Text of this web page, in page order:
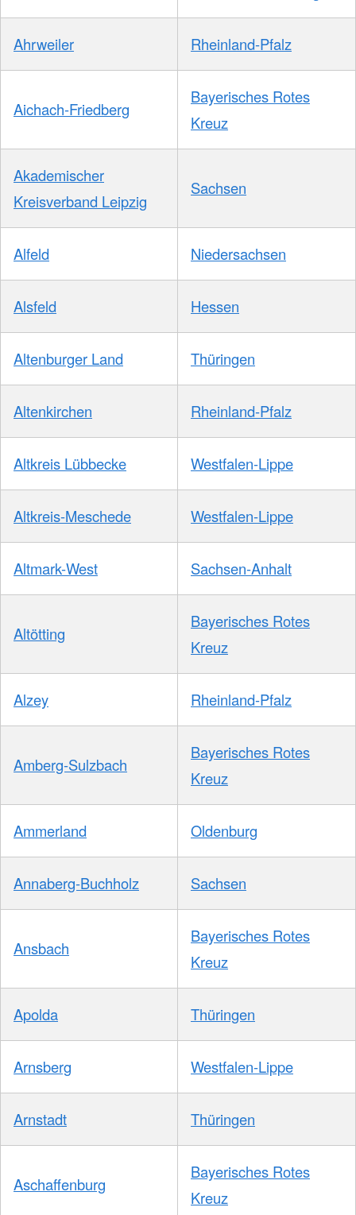
Ahrweiler Rheinland-Pfalz
Aichach-Friedberg
Bayerisches Rotes
Kreuz
Akademischer
Kreisverband Leipzig
Sachsen
Alfeld Niedersachsen
Alsfeld Hessen
Altenburger Land Thüringen
Altenkirchen Rheinland-Pfalz
Altkreis Lübbecke Westfalen-Lippe
Altkreis-Meschede Westfalen-Lippe
Altmark-West Sachsen-Anhalt
Altötting
Bayerisches Rotes
Kreuz
Alzey Rheinland-Pfalz
Amberg-Sulzbach
Bayerisches Rotes
Kreuz
Ammerland Oldenburg
Annaberg-Buchholz Sachsen
Ansbach
Bayerisches Rotes
Kreuz
Apolda Thüringen
Arnsberg Westfalen-Lippe
Arnstadt Thüringen
Aschaffenburg
Bayerisches Rotes
Kreuz